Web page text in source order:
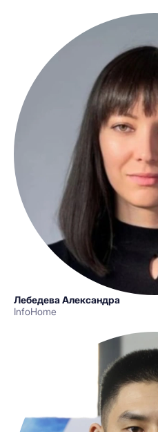
Лебедева Александра
InfoHome